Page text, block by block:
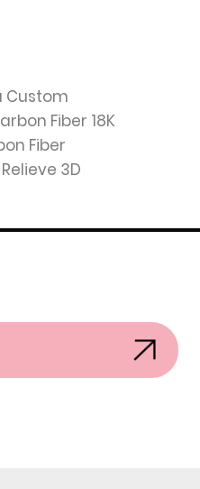
Custom
Fiber 18K
Fiber
Relieve 3D